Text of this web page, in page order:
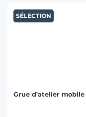
SÉLECTION
Grue d'atelier mobile